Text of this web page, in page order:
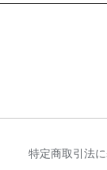
特定商取引法